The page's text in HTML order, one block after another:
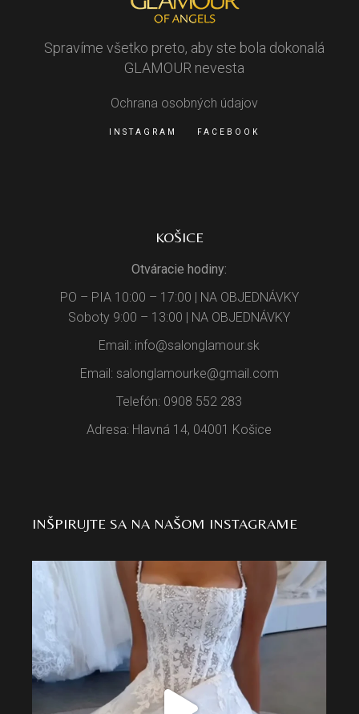
Spravíme všetko preto, aby ste bola dokonalá
GLAMOUR nevesta
Ochrana osobných údajov
INSTAGRAM FACEBOOK
KOŠICE
Otváracie hodiny:
PO – PIA 10:00 – 17:00 | NA OBJEDNÁVKY
Soboty 9:00 – 13:00 | NA OBJEDNÁVKY
Email: info@salonglamour.sk
Email: salonglamourke@gmail.com
Telefón: 0908 552 283
Adresa: Hlavná 14, 04001 Košice
INŠPIRUJTE SA NA NAŠOM INSTAGRAME